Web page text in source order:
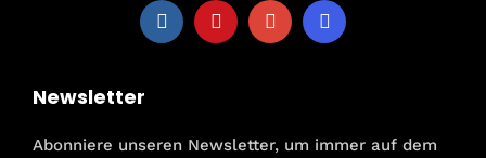
Newsletter
Abonniere unseren Newsletter, um immer auf dem